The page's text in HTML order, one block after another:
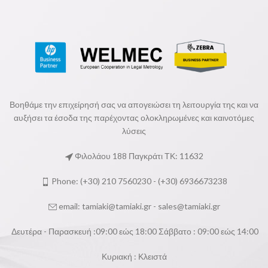
Βοηθάμε την επιχείρησή σας να απογειώσει τη λειτουργία της και να
αυξήσει τα έσοδα της παρέχοντας ολοκληρωμένες και καινοτόμες
λύσεις
Φιλολάου 188 Παγκράτι ΤΚ: 11632
Phone: (+30) 210 7560230 - (+30) 6936673238
email: tamiaki@tamiaki.gr- sales@tamiaki.gr
Δευτέρα - Παρασκευή :09:00 εώς 18:00 Σάββατο : 09:00 εώς 14:00
Κυριακή : Κλειστά